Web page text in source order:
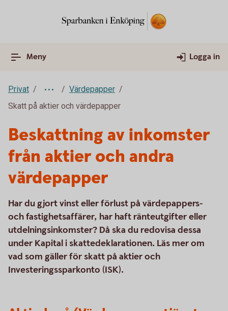
Meny Logga in
Privat
Värdepapper
Skatt på aktier och värdepapper
Beskattning av inkomster
från aktier och andra
värdepapper
Har du gjort vinst eller förlust på värdepappers-
och fastighetsaffärer, har haft ränteutgifter eller
utdelningsinkomster? Då ska du redovisa dessa
under Kapital i skattedeklarationen. Läs mer om
vad som gäller för skatt på aktier och
Investeringssparkonto (ISK).